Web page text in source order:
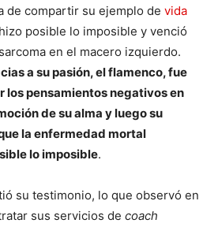
de compartir su ejemplo de vida
posible lo imposible y venció
en el macero izquierdo.
a su pasión, el flamenco, fue
los pensamientos negativos en
de su alma y luego su
la enfermedad mortal
lo imposible.
su testimonio, lo que observó en
sus servicios de coach